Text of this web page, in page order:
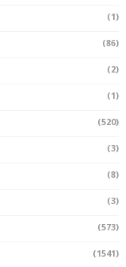
(1)
(86)
(2)
(1)
(520)
(3)
(8)
(3)
(573)
(1541)